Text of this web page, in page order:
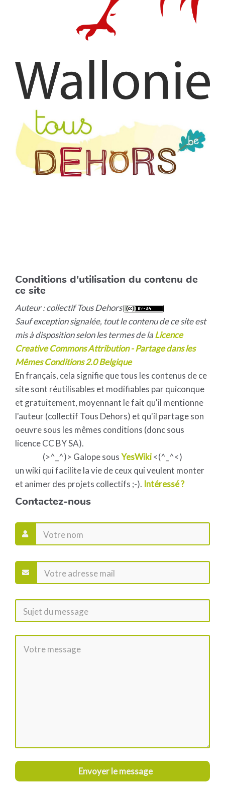
Conditions d'utilisation du contenu de
ce site
Auteur : collectif Tous Dehors
Sauf exception signalée, tout le contenu de ce site est
mis à disposition selon les termes de laLicence
Creative Commons Attribution - Partage dans les
Mêmes Conditions 2.0 Belgique
En français, cela signifie que tous les contenus de ce
site sont réutilisables et modifiables par quiconque
et gratuitement, moyennant le fait qu'il mentionne
l'auteur (collectif Tous Dehors) et qu'il partage son
oeuvre sous les mêmes conditions (donc sous
licence CC BY SA).
(>^_^)> Galope sousYesWiki<(^_^<)
un wiki qui facilite la vie de ceux qui veulent monter
et animer des projets collectifs ;-). Intéressé ?
Contactez-nous
Envoyer le message